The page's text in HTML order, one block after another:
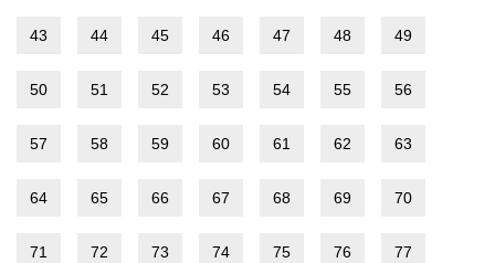
43 44 45 46 47 48 49
50 51 52 53 54 55 56
57 58 59 60 61 62 63
64 65 66 67 68 69 70
71 72 73 74 75 76 77